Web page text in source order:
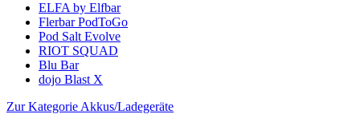
ELFA by Elfbar
Flerbar PodToGo
Pod Salt Evolve
RIOT SQUAD
Blu Bar
dojo Blast X
Zur Kategorie Akkus/Ladegeräte